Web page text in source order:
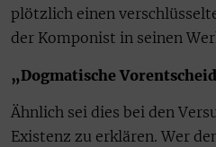
plötzlich einen
der Komponist in seinen
„Dogmatische
Ähnlich sei dies bei den
Existenz zu erklären. Wer